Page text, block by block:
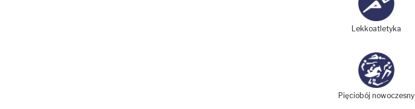
Lekkoatletyka
Pięciobój nowoczesny